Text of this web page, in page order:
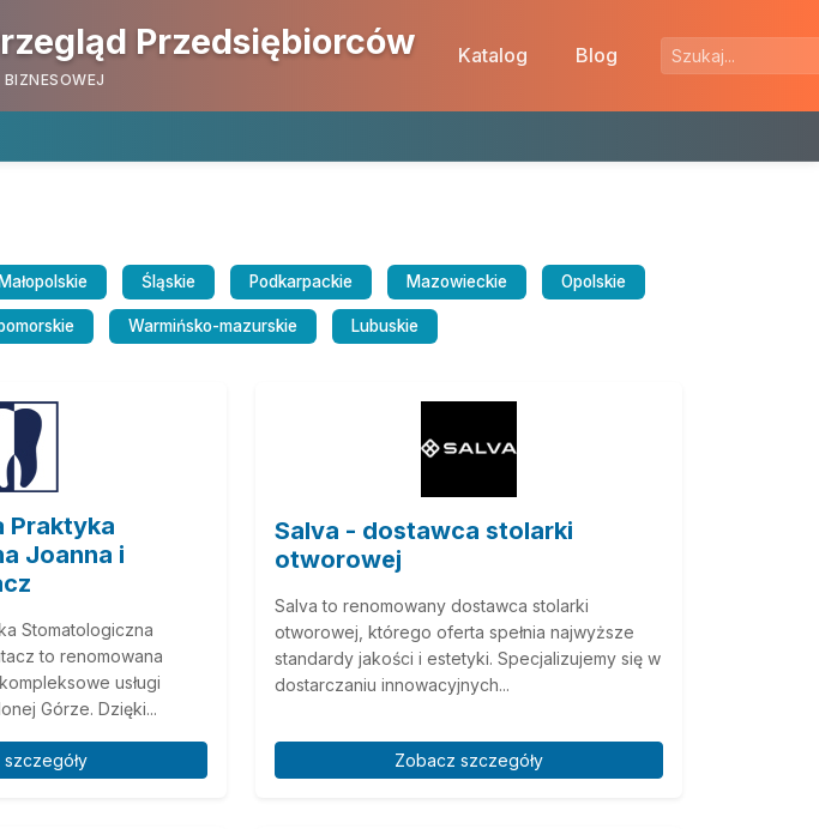
Przedsiębiorców Katalog Blog
Małopolskie Śląskie Podkarpackie Mazowieckie Opolskie
Warmińsko-mazurskie Lubuskie
Praktyka
Joanna i
Stomatologiczna
to renomowana
usługi
Górze. Dzięki...
Salva - dostawca stolarki
otworowej
Salva to renomowany dostawca stolarki
otworowej, którego oferta spełnia najwyższe
standardy jakości i estetyki. Specjalizujemy się w
dostarczaniu innowacyjnych...
Zobacz szczegóły